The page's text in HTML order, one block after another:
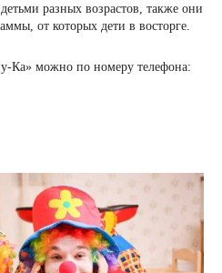
разных возрастов, также они
от которых дети в восторге.
Ка» можно по номеру телефона: